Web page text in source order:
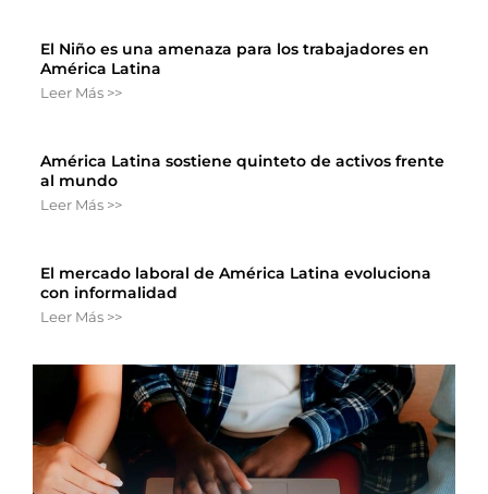
El Niño es una amenaza para los trabajadores en
América Latina
Leer Más >>
América Latina sostiene quinteto de activos frente
al mundo
Leer Más >>
El mercado laboral de América Latina evoluciona
con informalidad
Leer Más >>